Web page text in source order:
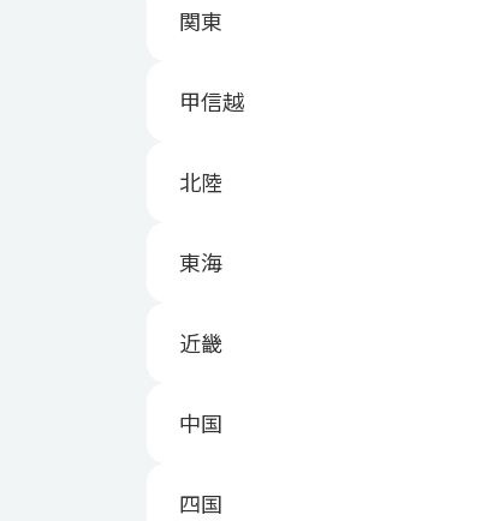
関東
甲信越
北陸
東海
近畿
中国
四国